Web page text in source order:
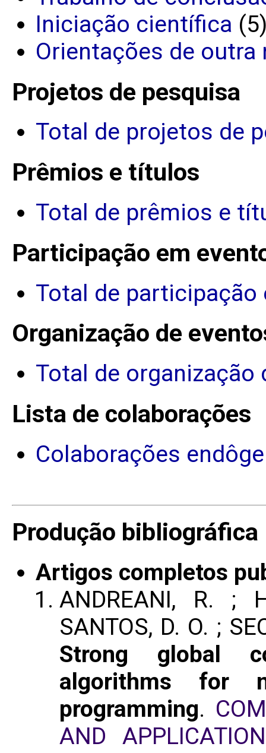
Iniciação científica
Orientações de outra
Projetos de pesquisa
Total de projetos de
Prêmios e títulos
Total de prêmios e
Participação em
Total de participação
Organização de
Total de organização
Lista de colaborações
Colaborações
Produção bibliográfica
Artigos completos
ANDREANI, R. ;
SANTOS, D. O. ;
Strong global
algorithms for
programming.
AND